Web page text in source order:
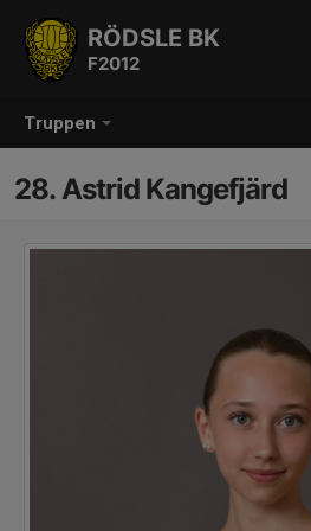
Truppen
RÖDSLE BK
F2012
28. Astrid Kangefjärd